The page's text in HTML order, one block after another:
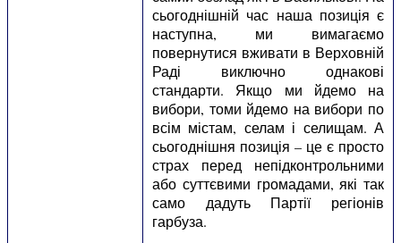
сьогоднішній час наша позиція є
наступна, ми вимагаємо
повернутися вживати в Верховній
Раді виключно однакові
стандарти. Якщо ми йдемо на
вибори, томи йдемо на вибори по
всім містам, селам і селищам. А
сьогоднішня позиція – це є просто
страх перед непідконтрольними
або суттєвими громадами, які так
само дадуть Партії регіонів
гарбуза.